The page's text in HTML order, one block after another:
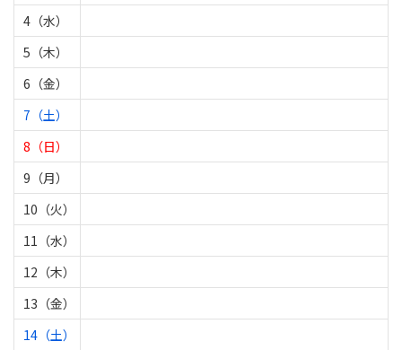
4（水）
5（木）
6（金）
7（土）
8（日）
9（月）
10（火）
11（水）
12（木）
13（金）
14（土）